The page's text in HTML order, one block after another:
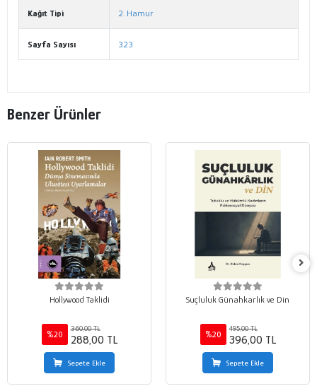
Kağıt Tipi 2. Hamur
Sayfa Sayısı 323
Benzer Ürünler
Hollywood Taklidi
%20
360,00 TL
288,00 TL
Sepete Ekle
Suçluluk Günahkarlık ve Din
%20
495,00 TL
396,00 TL
Sepete Ekle